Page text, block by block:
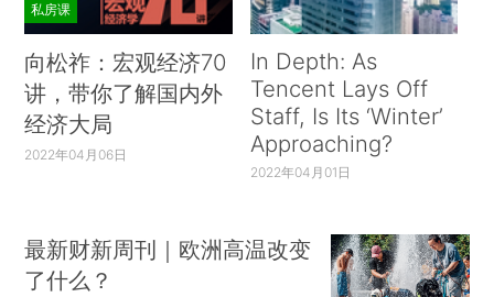
私房课
向松祚：宏观经济70
讲，带你了解国内外
经济大局
2022年04月06日
In Depth: As
Tencent Lays Off
Staff, Is Its ‘Winter’
Approaching?
2022年04月01日
最新财新周刊｜欧洲高温改变
了什么？